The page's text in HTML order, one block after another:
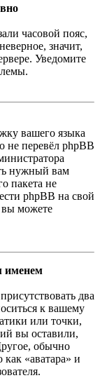
часовой пояс,
значит,
Уведомите
вашего языка
не перевёл phpBB
нужный вам
пакета не
phpBB на свой
можете
именем
два
к вашему
или точки,
вы оставили,
обычно
«аватара» и